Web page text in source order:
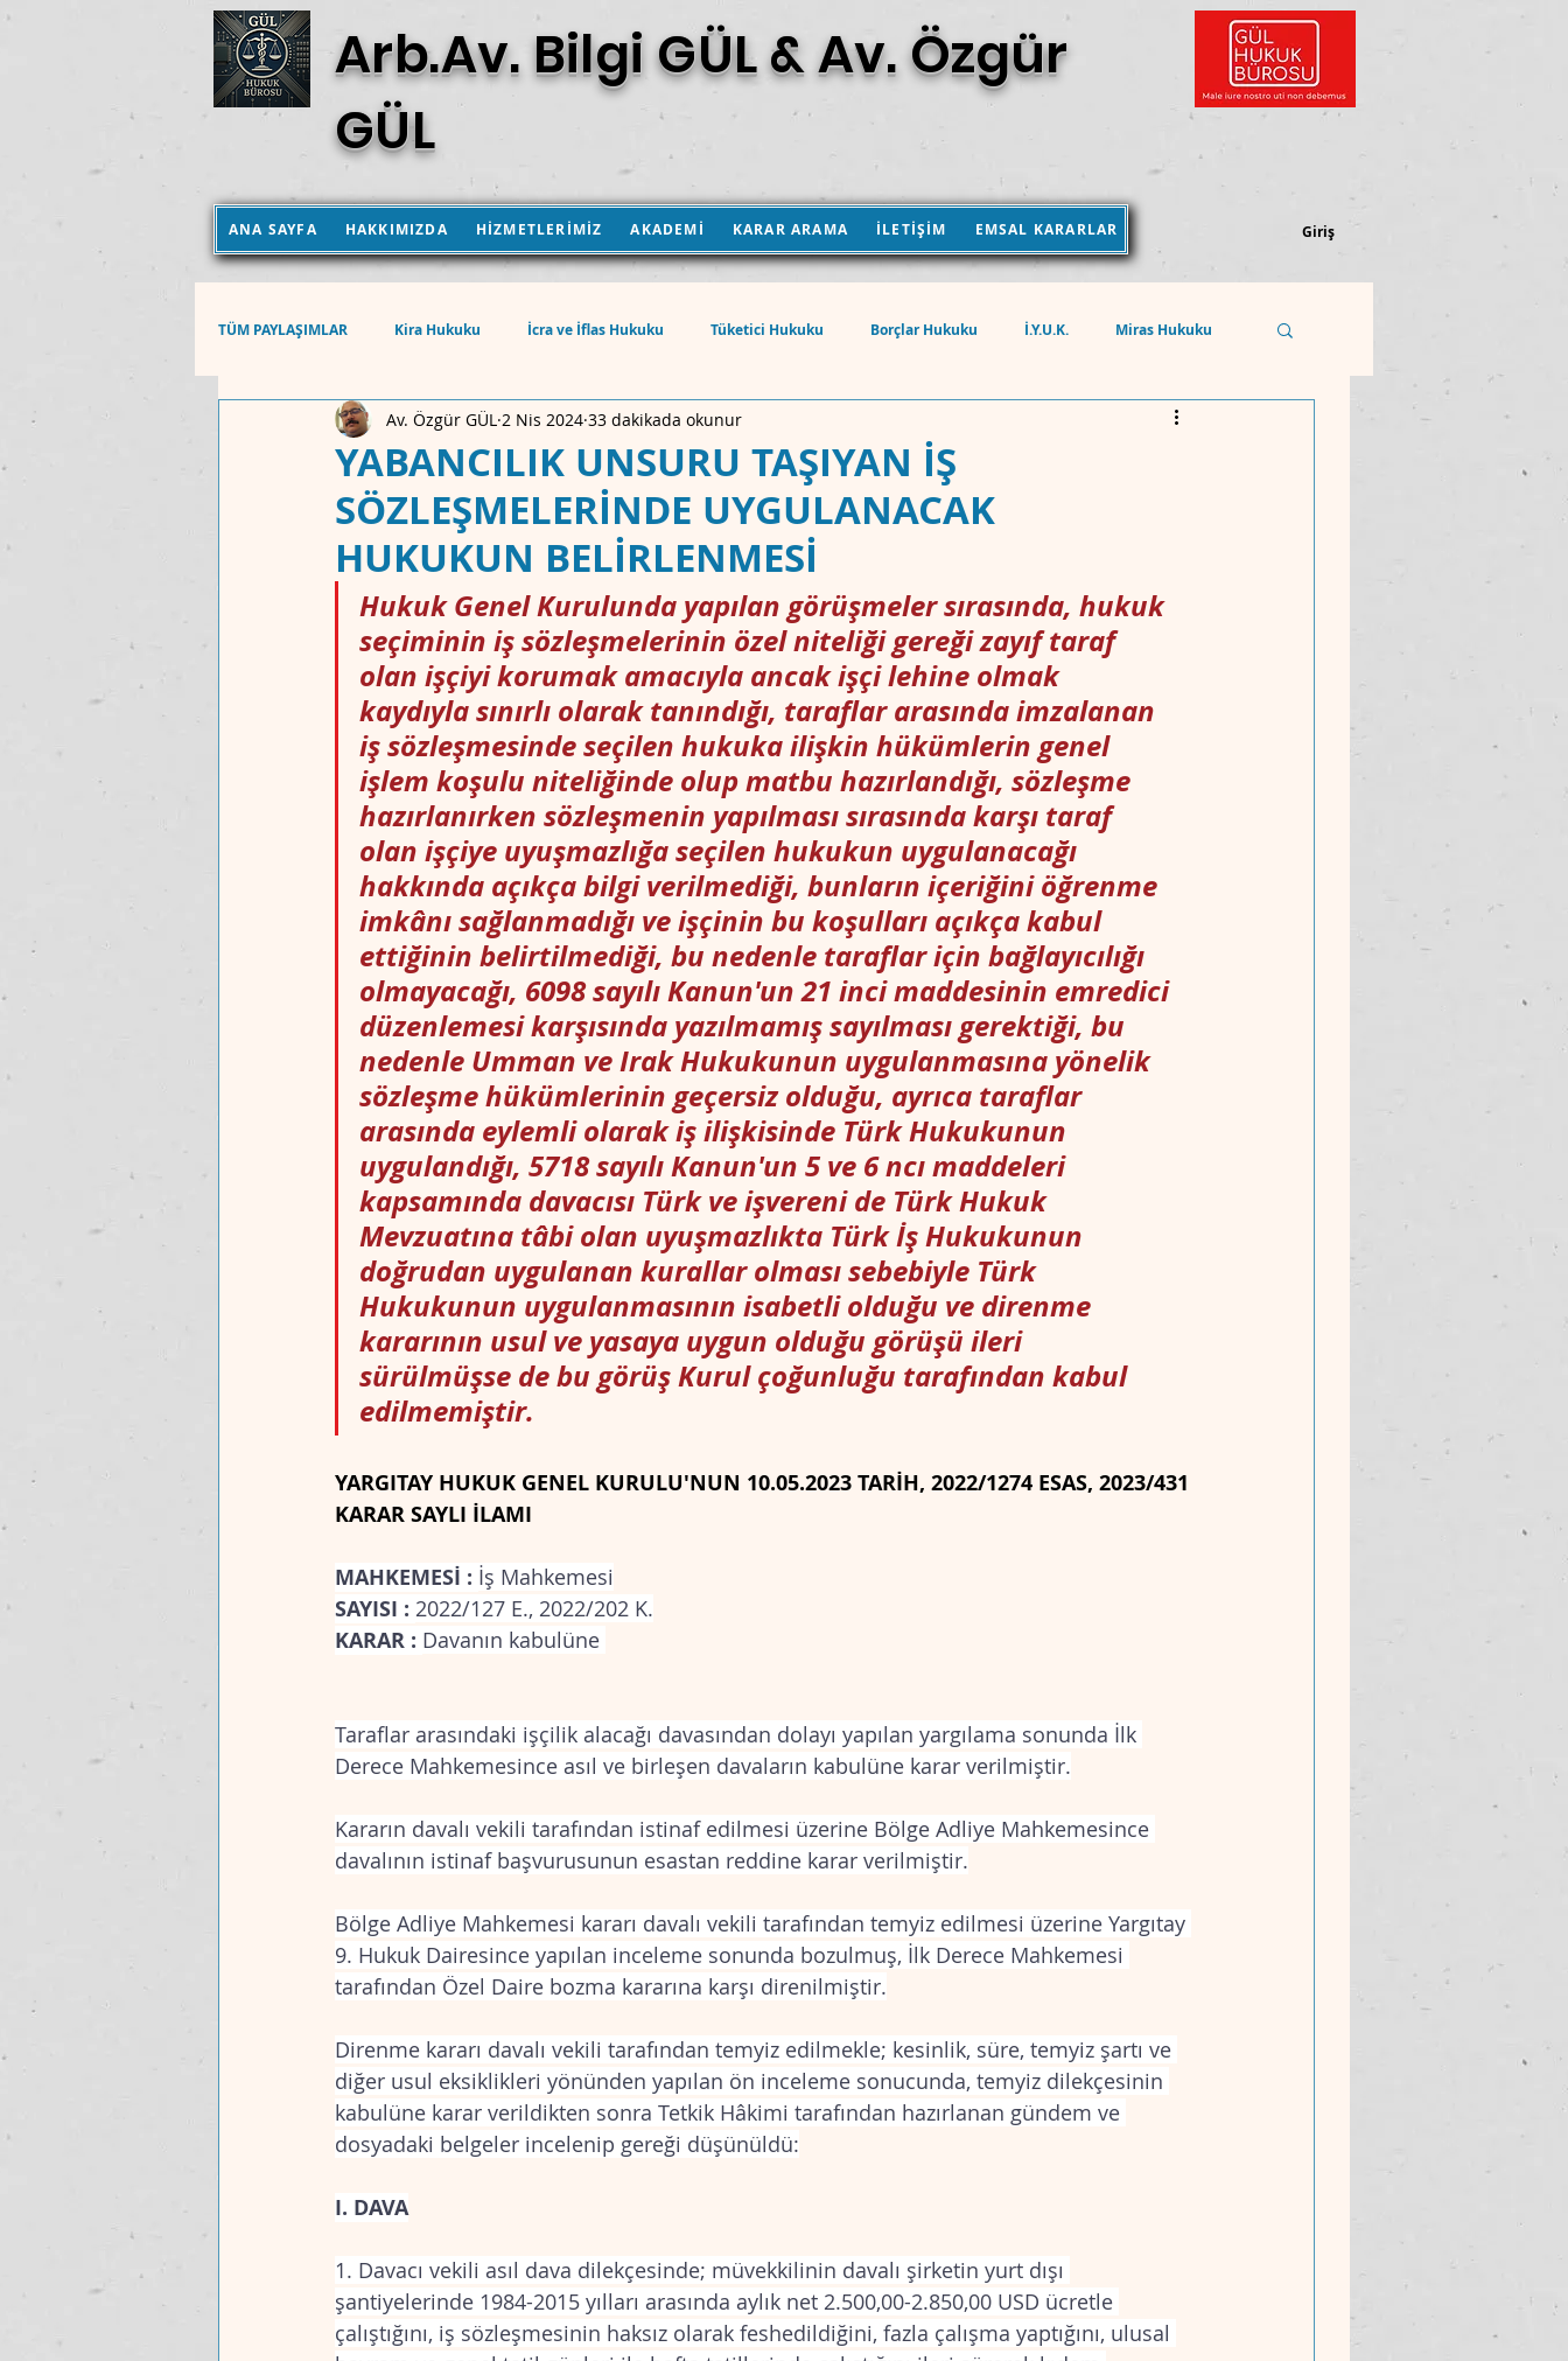
Arb.Av. Bilgi GÜL & Av. Özgür
GÜL
ANA SAYFA HAKKIMIZDA HİZMETLERİMİZ AKADEMİ KARAR ARAMA İLETİŞİM EMSAL KARARLAR Kararlar Kütüphanesi
Giriş
TÜM PAYLAŞIMLAR Kira Hukuku İcra ve İflas Hukuku Tüketici Hukuku Borçlar Hukuku İ.Y.U.K. Miras Hukuku
Aile Hukuku Hukuk Muhakemeleri Kanunu Ticaret Hukuku Sosyal Güvenlik Hukuku
Anayasa Mahkemesi Kararları Sınai Mülkiyet Hukuku Kamulaştırma Hukuku Sigorta Hukuku
UYUŞMAZLIK MAHKEMESİ CMK
YABANCILIK UNSURU TAŞIYAN İŞ
SÖZLEŞMELERİNDE UYGULANACAK
HUKUKUN BELİRLENMESİ
Av. Özgür GÜL 2 Nis 2024 33 dakikada okunur
Hukuk Genel Kurulunda yapılan görüşmeler sırasında, hukuk
seçiminin iş sözleşmelerinin özel niteliği gereği zayıf taraf
olan işçiyi korumak amacıyla ancak işçi lehine olmak
kaydıyla sınırlı olarak tanındığı, taraflar arasında imzalanan
iş sözleşmesinde seçilen hukuka ilişkin hükümlerin genel
işlem koşulu niteliğinde olup matbu hazırlandığı, sözleşme
hazırlanırken sözleşmenin yapılması sırasında karşı taraf
olan işçiye uyuşmazlığa seçilen hukukun uygulanacağı
hakkında açıkça bilgi verilmediği, bunların içeriğini öğrenme
imkânı sağlanmadığı ve işçinin bu koşulları açıkça kabul
ettiğinin belirtilmediği, bu nedenle taraflar için bağlayıcılığı
olmayacağı, 6098 sayılı Kanun'un 21 inci maddesinin emredici
düzenlemesi karşısında yazılmamış sayılması gerektiği, bu
nedenle Umman ve Irak Hukukunun uygulanmasına yönelik
sözleşme hükümlerinin geçersiz olduğu, ayrıca taraflar
arasında eylemli olarak iş ilişkisinde Türk Hukukunun
uygulandığı, 5718 sayılı Kanun'un 5 ve 6 ncı maddeleri
kapsamında davacısı Türk ve işvereni de Türk Hukuk
Mevzuatına tâbi olan uyuşmazlıkta Türk İş Hukukunun
doğrudan uygulanan kurallar olması sebebiyle Türk
Hukukunun uygulanmasının isabetli olduğu ve direnme
kararının usul ve yasaya uygun olduğu görüşü ileri
sürülmüşse de bu görüş Kurul çoğunluğu tarafından kabul
edilmemiştir.
YARGITAY HUKUK GENEL KURULU'NUN 10.05.2023 TARİH, 2022/1274 ESAS, 2023/431
KARAR SAYLI İLAMI
MAHKEMESİ : İş Mahkemesi
SAYISI : 2022/127 E., 2022/202 K.
KARAR : Davanın kabulüne
Taraflar arasındaki işçilik alacağı davasından dolayı yapılan yargılama sonunda İlk
Derece Mahkemesince asıl ve birleşen davaların kabulüne karar verilmiştir.
Kararın davalı vekili tarafından istinaf edilmesi üzerine Bölge Adliye Mahkemesince
davalının istinaf başvurusunun esastan reddine karar verilmiştir.
Bölge Adliye Mahkemesi kararı davalı vekili tarafından temyiz edilmesi üzerine Yargıtay
9. Hukuk Dairesince yapılan inceleme sonunda bozulmuş, İlk Derece Mahkemesi
tarafından Özel Daire bozma kararına karşı direnilmiştir.
Direnme kararı davalı vekili tarafından temyiz edilmekle; kesinlik, süre, temyiz şartı ve
diğer usul eksiklikleri yönünden yapılan ön inceleme sonucunda, temyiz dilekçesinin
kabulüne karar verildikten sonra Tetkik Hâkimi tarafından hazırlanan gündem ve
dosyadaki belgeler incelenip gereği düşünüldü:
I. DAVA
1. Davacı vekili asıl dava dilekçesinde; müvekkilinin davalı şirketin yurt dışı
şantiyelerinde 1984-2015 yılları arasında aylık net 2.500,00-2.850,00 USD ücretle
çalıştığını, iş sözleşmesinin haksız olarak feshedildiğini, fazla çalışma yaptığını, ulusal